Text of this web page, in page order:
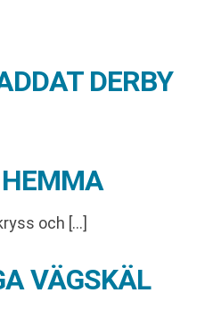
DERBY
HEMMA
och […]
VÄGSKÄL